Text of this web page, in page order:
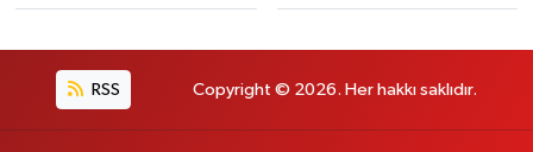
RSS Copyright © 2026. Her hakkı saklıdır.